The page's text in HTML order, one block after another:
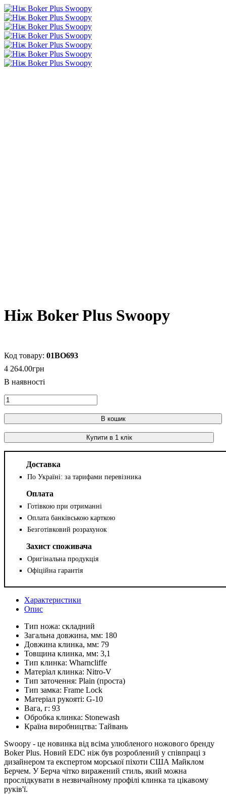
Ніж Boker Plus Swoopy
01BO693
4 264.00грн
В кошик
Купити в 1 клік
Доставка
По Україні: за тарифами перевізника
Оплата
Готівкою при отриманні
Оплата банківською карткою
Безготівковий розрахунок
Захист споживача
Оригінальна продукція
Офіційна гарантія
Характеристики
Опис
Тип ножа: складний
Загальна довжина, мм: 180
Довжина клинка, мм: 79
Товщина клинка, мм: 3,1
Тип клинка: Wharncliffe
Матеріал клинка: Nitro-V
Тип заточення: Plain (проста)
Тип замка: Frame Lock
Матеріал рукояті: G-10
Вага, г: 93
Обробка клинка: Stonewash
Країна виробництва: Тайвань
Swoopy - це новинка від всіма улюбленого ножового бренду
Boker Plus. Новий EDC ніж був розроблений у співпраці з
дизайнером та експертом морської піхоти США Майклом
Берчем. У Берча чітко виражений стиль, який можна
прослідкувати в незвичайному профілі клинка та цікавому
руків'ї.